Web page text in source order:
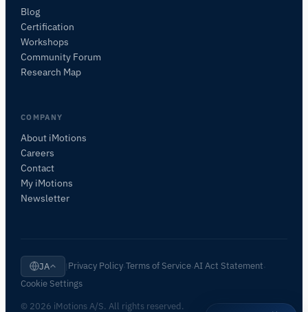
Blog
Certification
Workshops
Community Forum
Research Map
COMPANY
About iMotions
Careers
Contact
My iMotions
Newsletter
JA Privacy Policy ·Terms of Service ·AI Act Statement
Cookie Settings
© 2026 iMotions A/S. All rights reserved.